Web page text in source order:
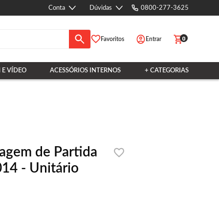
Conta Dúvidas 0800-277-3625
Favoritos Entrar 0
E VÍDEO ACESSÓRIOS INTERNOS + CATEGORIAS
de Partida
- Unitário